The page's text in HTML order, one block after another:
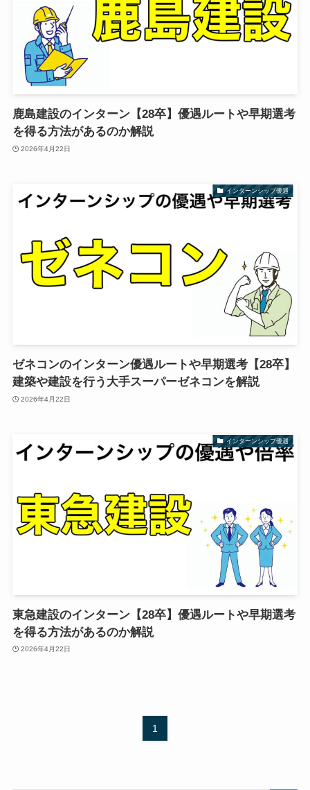
鹿島建設のインターン【28卒】優遇ルートや早期選考
を得る方法があるのか解説
2026年4月22日
インターンシップ優遇
ゼネコンのインターン優遇ルートや早期選考【28卒】
建築や建設を行う大手スーパーゼネコンを解説
2026年4月22日
インターンシップ優遇
東急建設のインターン【28卒】優遇ルートや早期選考
を得る方法があるのか解説
2026年4月22日
1